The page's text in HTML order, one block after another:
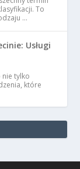
To
…
Usługi
nie tylko
które